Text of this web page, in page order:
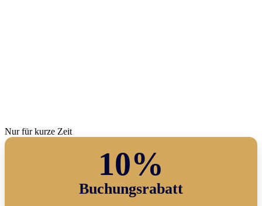
Nur für kurze Zeit
10%
Buchungsrabatt